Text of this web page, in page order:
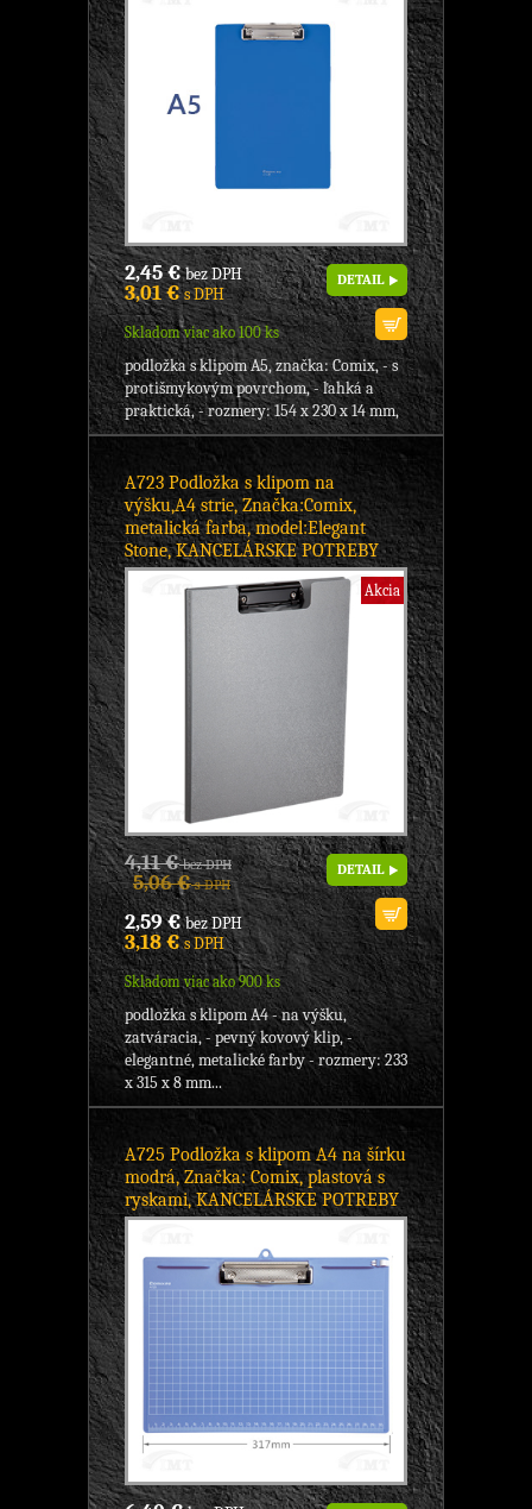
2,45 €bez DPH
3,01 €s DPH
Skladom viac ako 100 ks
DETAIL
podložka s klipom A5, značka: Comix, - s
protišmykovým povrchom, - ľahká a
praktická, - rozmery: 154 x 230 x 14 mm,
A723 Podložka s klipom na
výšku,A4 strie, Značka:Comix,
metalická farba, model:Elegant
Stone, KANCELÁRSKE POTREBY
Akcia
4,11 €bez DPH
5,06 €s DPH
2,59 €bez DPH
3,18 €s DPH
Skladom viac ako 900 ks
DETAIL
podložka s klipom A4 - na výšku,
zatváracia, - pevný kovový klip, -
elegantné, metalické farby - rozmery: 233
x 315 x 8 mm...
A725 Podložka s klipom A4 na šírku
modrá, Značka: Comix, plastová s
ryskami, KANCELÁRSKE POTREBY